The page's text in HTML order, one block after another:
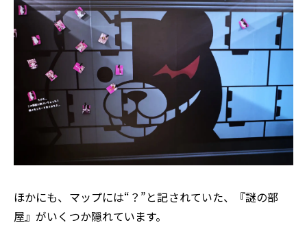
ほかにも、マップには“？”と記されていた、『謎の部
屋』がいくつか隠れています。